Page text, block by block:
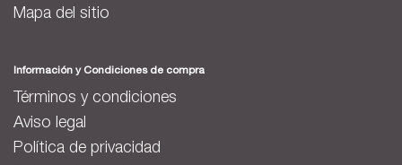
Mapa del sitio
Información y Condiciones de compra
Términos y condiciones
Aviso legal
Política de privacidad